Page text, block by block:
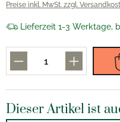
Preise inkl. MwSt. zzgl.
Lieferzeit 1-3 Werktage,
Dieser Artikel ist